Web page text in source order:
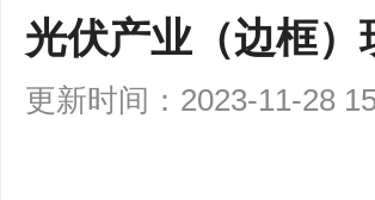
光伏产业（边框
更新时间：2023-11-28